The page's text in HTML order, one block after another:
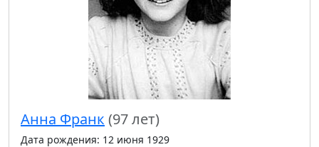
Анна Франк (97 лет)
Дата рождения: 12 июня 1929